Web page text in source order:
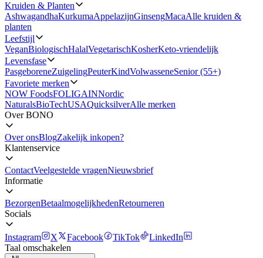
Kruiden & Planten
AshwagandhaKurkumaAppelazijnGinsengMacaAlle kruiden &
planten
Leefstijl
VeganBiologischHalalVegetarischKosherKeto-vriendelijk
Levensfase
PasgeboreneZuigelingPeuterKindVolwasseneSenior (55+)
Favoriete merken
NOW FoodsFOLIGAINNordic
NaturalsBioTechUSAQuicksilverAlle merken
Over BONO
Over onsBlogZakelijk inkopen?
Klantenservice
ContactVeelgestelde vragenNieuwsbrief
Informatie
BezorgenBetaalmogelijkhedenRetourneren
Socials
Instagram X Facebook TikTok
LinkedIn
Taal omschakelen